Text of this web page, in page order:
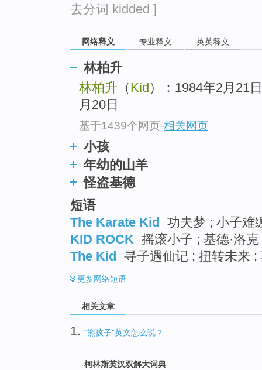
去分词 kidded ]
网络释义 专业释义 英英释义
林柏升
林柏升 （Kid ）：1984年2月21
月20日
基于1439个网页-相关网页
小孩
年幼的山羊
怪盗基德
短语
The Karate Kid 功夫梦 ; 小子难
KID ROCK 摇滚小子 ; 基德·洛
The Kid 寻子遇仙记 ; 扭转未来
更多网络短语
相关文章
1. “熊孩子”英文怎么说？
柯林斯英汉双解大词典